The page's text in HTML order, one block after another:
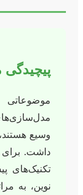
وسیع
داشت. برای
تکنیک‌های
نوین، به